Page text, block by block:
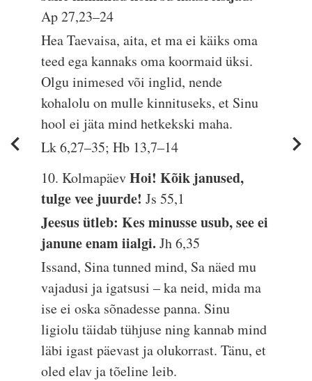
Ap 27,23–24
Hea Taevaisa, aita, et ma ei käiks oma
teed ega kannaks oma koormaid üksi.
Olgu inimesed või inglid, nende
kohalolu on mulle kinnituseks, et Sinu
hool ei jäta mind hetkekski maha.
Lk 6,27–35; Hb 13,7–14
10. KolmapäevHoi! Kõik janused,
tulge vee juurde!Js 55,1
Jeesus ütleb: Kes minusse usub, see ei
janune enam iialgi.Jh 6,35
Issand, Sina tunned mind, Sa näed mu
vajadusi ja igatsusi – ka neid, mida ma
ise ei oska sõnadesse panna. Sinu
ligiolu täidab tühjuse ning kannab mind
läbi igast päevast ja olukorrast. Tänu, et
oled elav ja tõeline leib.